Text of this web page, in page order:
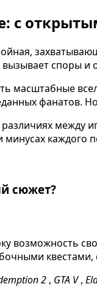
с
споры и
масштабные
фанатов.
каждого
сюжет?
возможность
2 , GTA V,